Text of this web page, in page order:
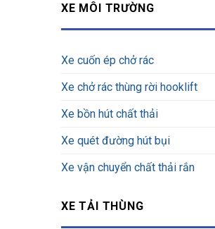
XE MÔI TRƯỜNG
Xe cuốn ép chở rác
Xe chở rác thùng rời hooklift
Xe bồn hút chất thải
Xe quét đường hút bụi
Xe vận chuyển chất thải rắn
XE TẢI THÙNG